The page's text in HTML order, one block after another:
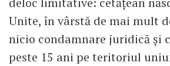
Unite, în vârstă de mai mult
nicio condamnare juridică şi
peste 15 ani pe teritoriul